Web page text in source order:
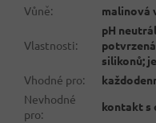
Vůně: malinová
Vlastnosti:
pH
silikonů;
Vhodné pro:
Nevhodné
pro:
kontakt s